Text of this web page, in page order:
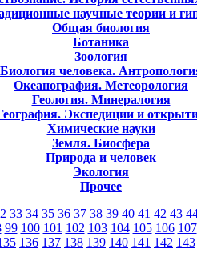
научные теории и
Общая биология
Ботаника
Зоология
Биология человека.
Океанография. Метеорология
Геология. Минералогия
Экспедиции и
Химические науки
Земля. Биосфера
Природа и человек
Экология
Прочее
33 34 35 36 37 38 39 40 41 42 43
99 100 101 102 103 104 105 106 107
136 137 138 139 140 141 142 143